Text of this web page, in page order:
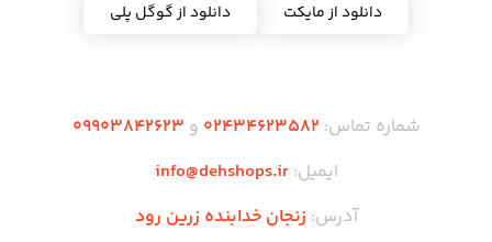
دانلود از مایکت دانلود از گوگل پلی
شماره تماس: 02434623582 و 09903842623
ایمیل:info@dehshops.ir
آدرس: زنجان خدابنده زرین رود